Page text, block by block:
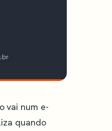
vai num e-
quando